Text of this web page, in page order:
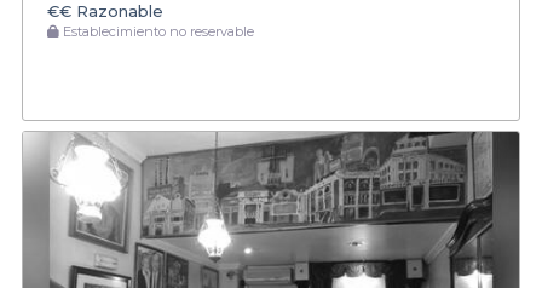
€€ Razonable
Establecimiento no reservable